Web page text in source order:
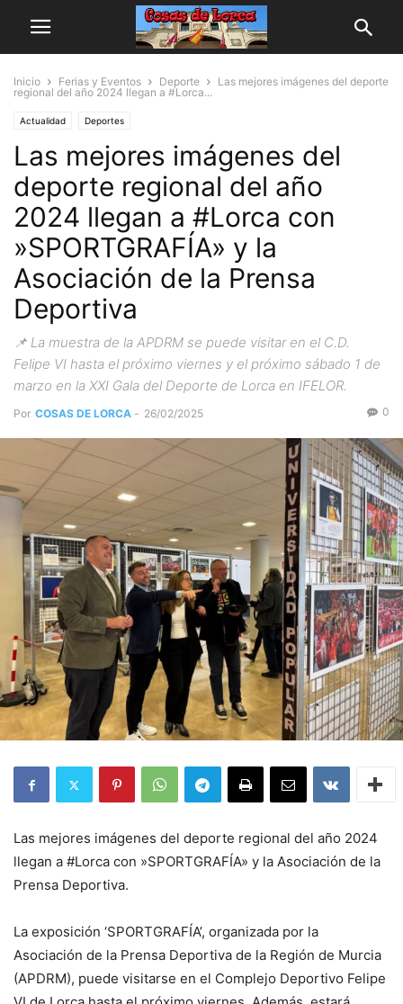
Inicio Ferias y Eventos Deporte
Las mejores imágenes del deporte
regional del año 2024 llegan a #Lorca...
Actualidad Deportes
Las mejores imágenes del
deporte regional del año
2024 llegan a #Lorca con
»SPORTGRAFÍA» y la
Asociación de la Prensa
Deportiva
📌 La muestra de la APDRM se puede visitar en el C.D.
Felipe VI hasta el próximo viernes y el próximo sábado 1 de
marzo en la XXI Gala del Deporte de Lorca en IFELOR.
Por COSAS DE LORCA - 26/02/2025 0
Las mejores imágenes del deporte regional del año 2024
llegan a #Lorca con »SPORTGRAFÍA» y la Asociación de la
Prensa Deportiva.
La exposición ‘SPORTGRAFÍA’, organizada por la
Asociación de la Prensa Deportiva de la Región de Murcia
(APDRM), puede visitarse en el Complejo Deportivo Felipe